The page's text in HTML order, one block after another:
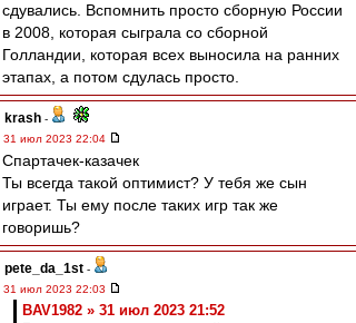
сдувались. Вспомнить просто сборную России
в 2008, которая сыграла со сборной
Голландии, которая всех выносила на ранних
этапах, а потом сдулась просто.
krash -
31 июл 2023 22:04
Спартачек-казачек
Ты всегда такой оптимист? У тебя же сын
играет. Ты ему после таких игр так же
говоришь?
pete_da_1st -
31 июл 2023 22:03
BAV1982 » 31 июл 2023 21:52